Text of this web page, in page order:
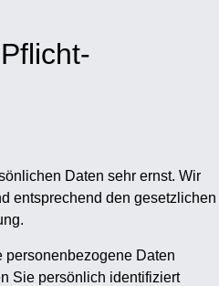
Pflicht­
Daten sehr ernst. Wir
entsprechend den gesetzlichen
Daten
Sie persönlich identifiziert